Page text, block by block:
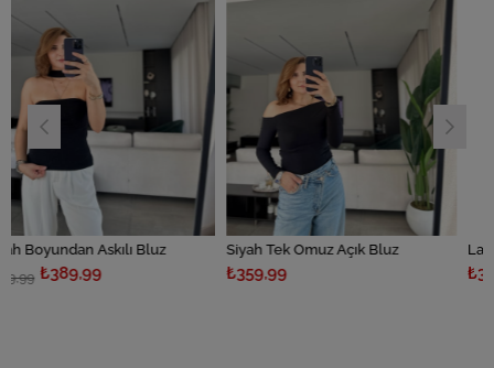
Bluz Siyah Tek Omuz Açık Bluz Lacivert Tek Omuz